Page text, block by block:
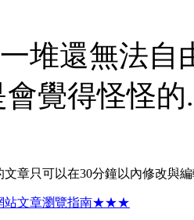
堆還無法自
覺得怪怪的.
章只可以在30分鐘以內修改
文章瀏覽指南★★★